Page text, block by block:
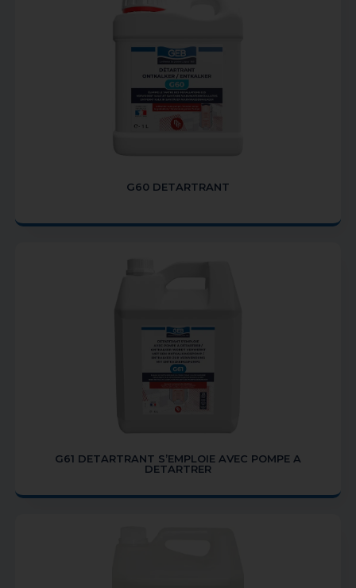
G60 DETARTRANT
G61 DETARTRANT S’EMPLOIE AVEC POMPE A
DETARTRER